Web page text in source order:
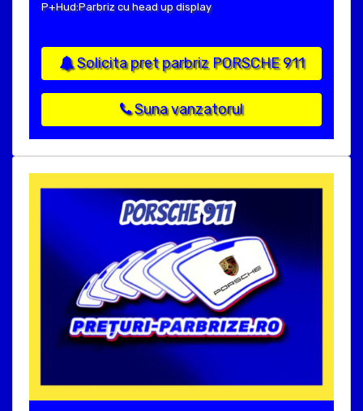
P+Hud:Parbriz cu head up display
Solicita pret parbriz PORSCHE 911
Suna vanzatorul